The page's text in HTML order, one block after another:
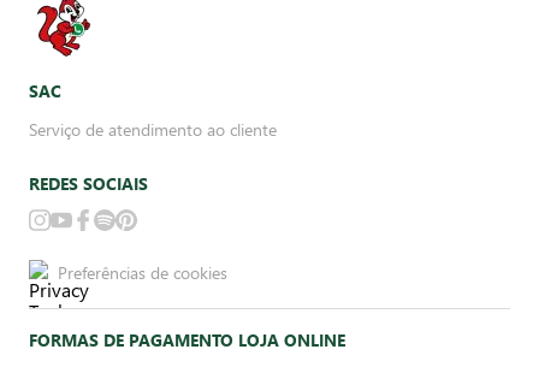
SAC
Serviço de atendimento ao cliente
REDES SOCIAIS
Preferências de cookies
FORMAS DE PAGAMENTO LOJA ONLINE